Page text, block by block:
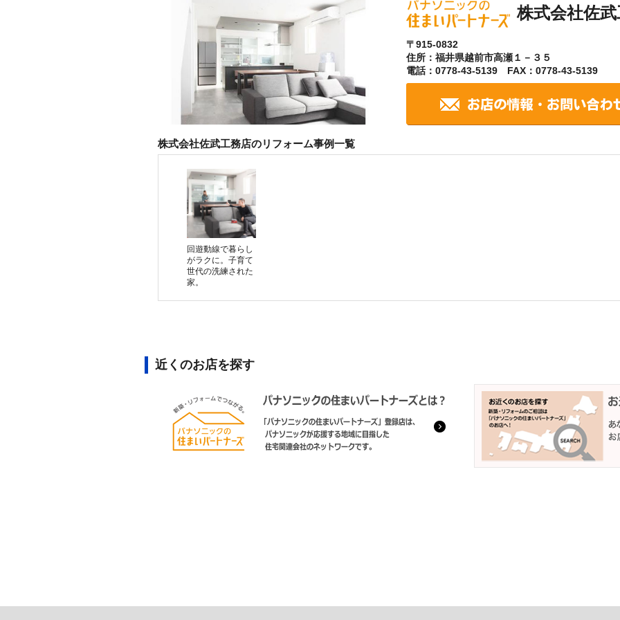
株式会社佐
〒915-0832
住所：福井県越前市高瀬１－３５
電話：0778-43-5139 FAX：0778-43-5139
株式会社佐武工務店のリフォーム事例一覧
回遊動線で暮らし
がラクに。子育て
世代の洗練された
家。
近くのお店を探す